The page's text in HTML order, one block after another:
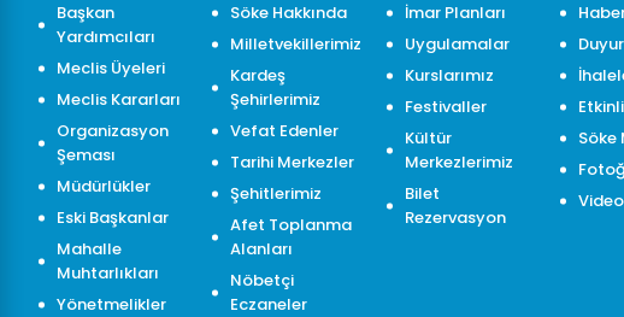
Başkan
Yardımcıları
Meclis Üyeleri
Meclis Kararları
Organizasyon
Şeması
Müdürlükler
Eski Başkanlar
Mahalle
Muhtarlıkları
Yönetmelikler
Söke Hakkında
Milletvekillerimiz
Kardeş
Şehirlerimiz
Vefat Edenler
Tarihi Merkezler
Şehitlerimiz
Afet Toplanma
Alanları
Nöbetçi
Eczaneler
İmar Planları
Uygulamalar
Kurslarımız
Festivaller
Kültür
Merkezlerimiz
Bilet
Rezervasyon
Söke